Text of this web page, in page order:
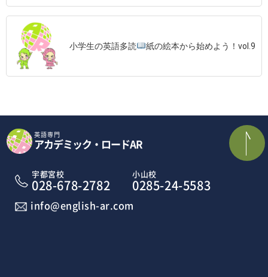
小学生の英語多読 紙の絵本から始めよう！vol.9
英語専門
アカデミック・ロードAR
宇都宮校
028-678-2782
小山校
0285-24-5583
info@english-ar.com